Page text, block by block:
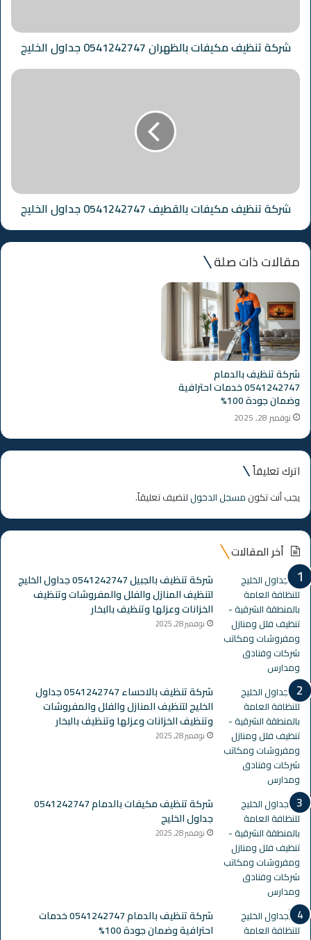
شركة تنظيف مكيفات بالظهران 0541242747 جداول الخليج
شركة تنظيف مكيفات بالقطيف 0541242747 جداول الخليج
مقالات ذات صلة
شركة تنظيف بالدمام
0541242747 خدمات احترافية
وضمان جودة 100%
نوفمبر 28, 2025
اترك تعليقاً
يجب أنت تكون مسجل الدخول لتضيف تعليقاً.
أخر المقالات
شركة تنظيف بالجبيل 0541242747 جداول الخليج
لتنظيف المنازل والفلل والمفروشات وتنظيف
الخزانات وعزلها وتنظيف بالبخار
نوفمبر 28, 2025
شركة تنظيف بالاحساء 0541242747 جداول
الخليج لتنظيف المنازل والفلل والمفروشات
وتنظيف الخزانات وعزلها وتنظيف بالبخار
نوفمبر 28, 2025
شركة تنظيف مكيفات بالدمام 0541242747
جداول الخليج
نوفمبر 28, 2025
شركة تنظيف بالدمام 0541242747 خدمات
احترافية وضمان جودة 100%